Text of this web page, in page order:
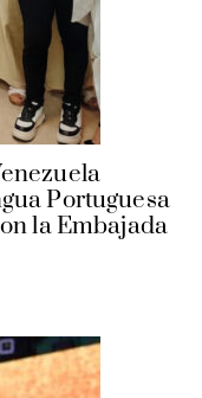
Portuguesa
la Embajada